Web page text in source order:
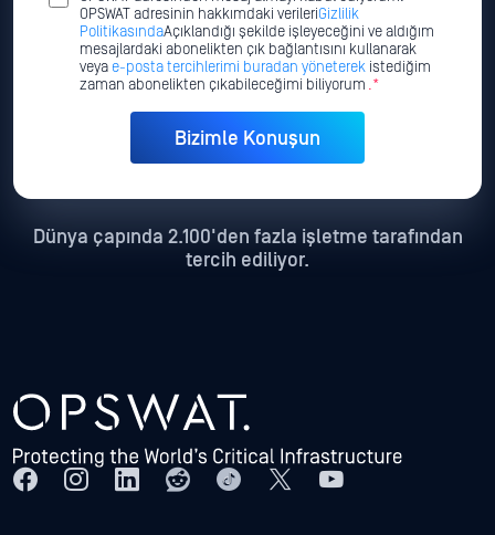
OPSWAT adresinin hakkımdaki verileriGizlilik
PolitikasındaAçıklandığı şekilde işleyeceğini ve aldığım
mesajlardaki abonelikten çık bağlantısını kullanarak
veya e-posta tercihlerimi buradan yöneterek istediğim
zaman abonelikten çıkabileceğimi biliyorum .*
Dünya çapında 2.100'den fazla işletme tarafından
tercih ediliyor.